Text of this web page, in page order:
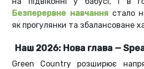
Безперервне навчаннястало
як прогулянки та збалансоване
Наш 2026: Нова глава —
Green Country розширює